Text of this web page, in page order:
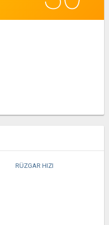
RÜZGAR HIZI